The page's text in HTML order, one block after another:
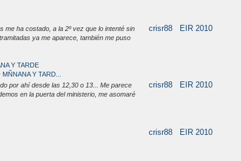
me ha costado, a la 2º vez que lo intenté sin
ya me aparece, también me puso
crisr88 EIR 2010
Y TARDE
Y TARD...
por ahí desde las 12,30 o 13... Me parece
en la puerta del ministerio, me asomaré
crisr88 EIR 2010
crisr88 EIR 2010